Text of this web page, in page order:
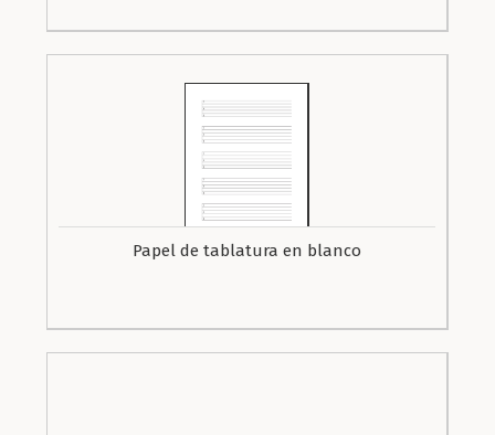
Papel de tablatura en blanco